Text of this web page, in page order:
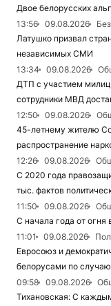
Двое белорусских
13:56
09.08.2026
Латушко призвал
независимых СМИ
13:34
09.08.2026
ДТП с участием
сотрудники МВД
12:50
09.08.2026
45-летнему жителю
распространение
12:26
09.08.2026
С 2020 года
тыс. фактов
11:50
09.08.2026
С начала года от огня
11:01
09.08.2026
Евросоюз и
белорусами по
09:58
09.08.2026
Тихановская: С